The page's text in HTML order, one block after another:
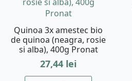
Quinoa 3x amestec bio
de quinoa (neagra, rosie
si alba), 400g Pronat
27,44 lei